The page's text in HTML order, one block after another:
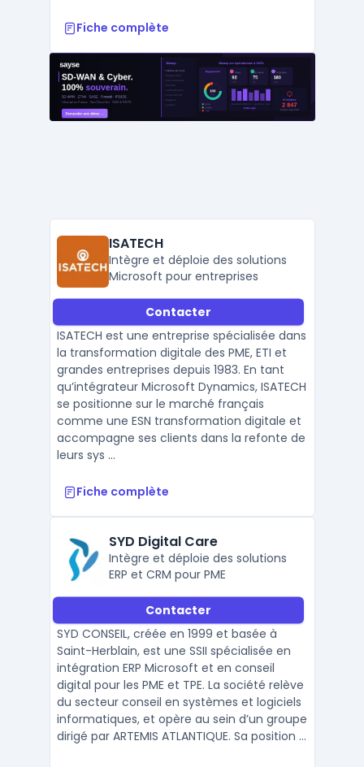
Fiche complète
ISATECH
Intègre et déploie des solutions
Microsoft pour entreprises
Contacter
ISATECH est une entreprise spécialisée dans
la transformation digitale des PME, ETI et
grandes entreprises depuis 1983. En tant
qu’intégrateur Microsoft Dynamics, ISATECH
se positionne sur le marché français
comme une ESN transformation digitale et
accompagne ses clients dans la refonte de
leurs sys ...
Fiche complète
SYD Digital Care
Intègre et déploie des solutions
ERP et CRM pour PME
Contacter
SYD CONSEIL, créée en 1999 et basée à
Saint-Herblain, est une SSII spécialisée en
intégration ERP Microsoft et en conseil
digital pour les PME et TPE. La société relève
du secteur conseil en systèmes et logiciels
informatiques, et opère au sein d’un groupe
dirigé par ARTEMIS ATLANTIQUE. Sa position ...